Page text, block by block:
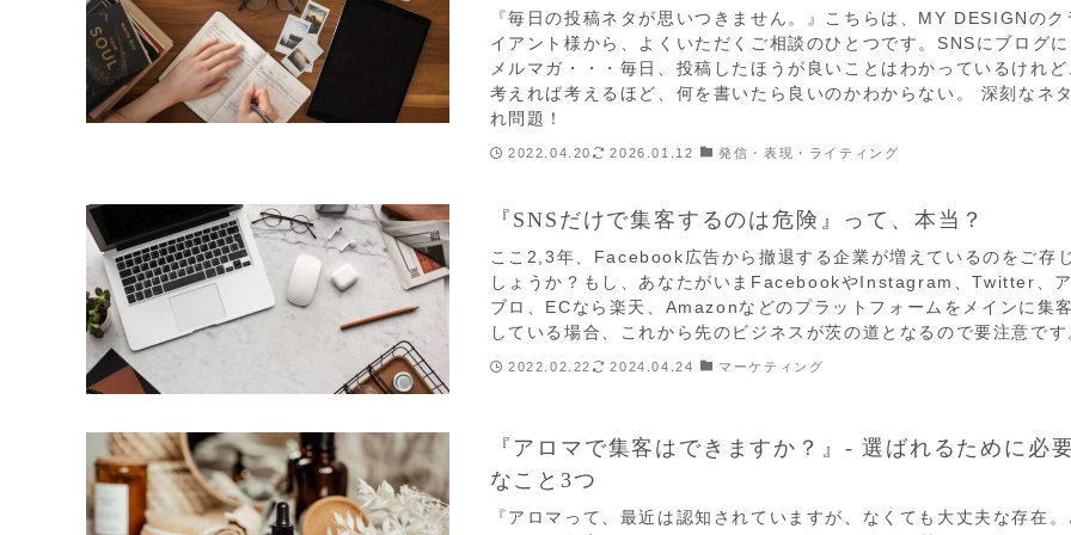
『毎日の投稿ネタが思いつきません。』こちらは、MY DESIGNのク
イアント様から、よくいただくご相談のひとつです。SNSにブログに
メルマガ・・・毎日、投稿したほうが良いことはわかっているけれど
考えれば考えるほど、何を書いたら良いのかわからない。 深刻なネ
れ問題！
2022.04.20 2026.01.12 発信・表現・ライティング
『SNSだけで集客するのは危険』って、本当？
ここ2,3年、Facebook広告から撤退する企業が増えているのをご存
しょうか？もし、あなたがいまFacebookやInstagram、Twitter、ア
ブロ、ECなら楽天、Amazonなどのプラットフォームをメインに集
している場合、これから先のビジネスが茨の道となるので要注意です
2022.02.22 2024.04.24 マーケティング
『アロマで集客はできますか？』- 選ばれるために必
なこと3つ
『アロマって、最近は認知されていますが、なくても大丈夫な存在。